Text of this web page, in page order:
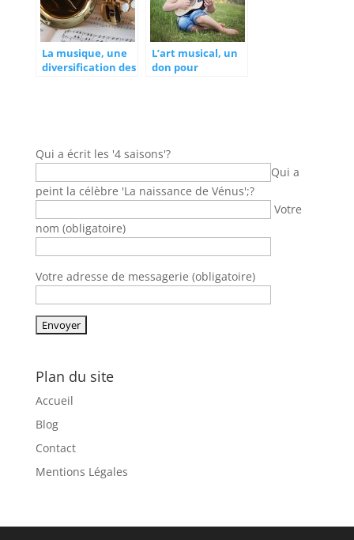
La musique, une
diversification des
L’art musical, un
don pour
Qui a écrit les '4 saisons'?
Qui a
peint la célèbre 'La naissance de Vénus';?
Votre
nom (obligatoire)
Votre adresse de messagerie (obligatoire)
Plan du site
Accueil
Blog
Contact
Mentions Légales